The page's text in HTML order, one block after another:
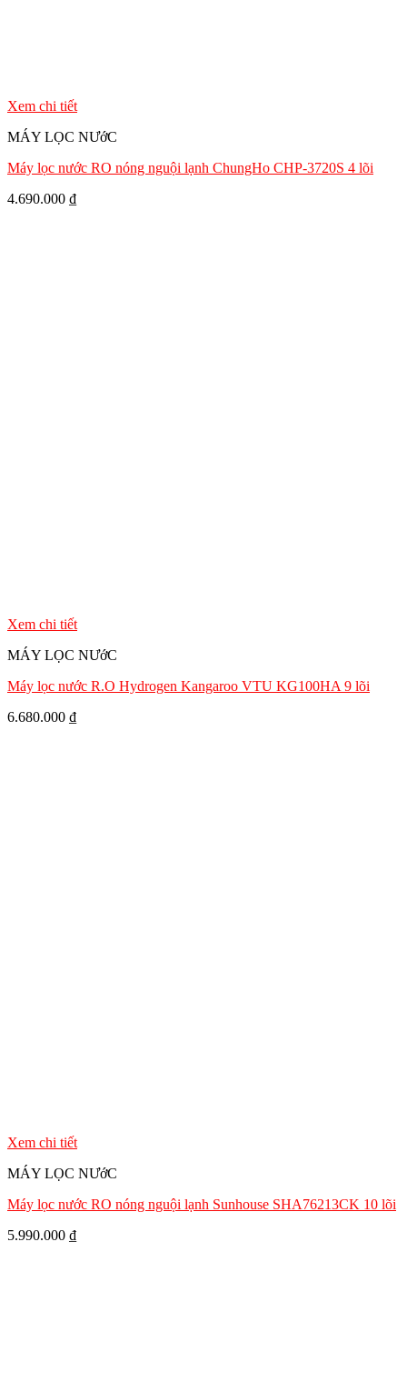
Xem chi tiết
MÁY LỌC NƯớC
Máy lọc nước RO nóng nguội lạnh ChungHo CHP-3720S 4 lõi
4.690.000 ₫
Xem chi tiết
MÁY LỌC NƯớC
Máy lọc nước R.O Hydrogen Kangaroo VTU KG100HA 9 lõi
6.680.000 ₫
Xem chi tiết
MÁY LỌC NƯớC
Máy lọc nước RO nóng nguội lạnh Sunhouse SHA76213CK 10 lõi
5.990.000 ₫